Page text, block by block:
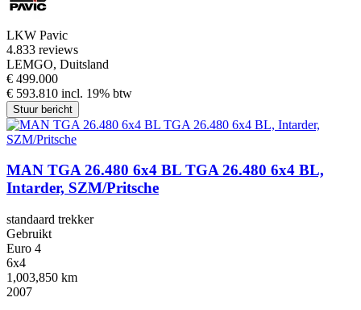
LKW Pavic
4.833 reviews
LEMGO, Duitsland
€ 499.000
€ 593.810 incl. 19% btw
Stuur bericht
MAN TGA 26.480 6x4 BL TGA 26.480 6x4 BL,
Intarder, SZM/Pritsche
standaard trekker
Gebruikt
Euro 4
6x4
1,003,850 km
2007